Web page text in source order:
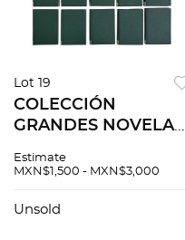
Lot 19
COLECCIÓN
GRANDES NOVELAS
UNIVERSAL.
EDITORA COLÓN,
Estimate
MXN$1,500 - MXN$3,000
Unsold